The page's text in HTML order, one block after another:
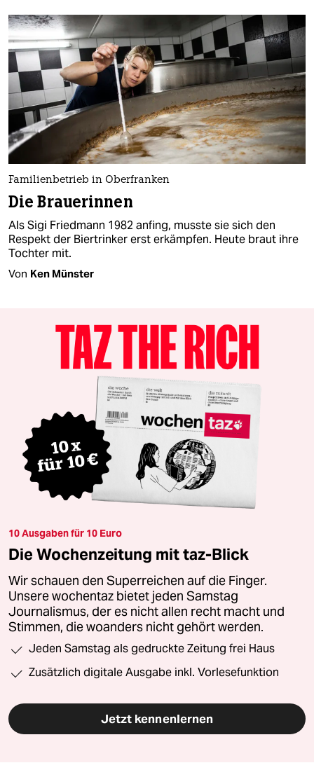
Familienbetrieb in Oberfranken
Die Brauerinnen
Als Sigi Friedmann 1982 anfing, musste sie sich den
Respekt der Biertrinker erst erkämpfen. Heute braut ihre
Tochter mit.
Von Ken Münster
10 Ausgaben für 10 Euro
Die Wochenzeitung mit taz-Blick
Wir schauen den Superreichen auf die Finger.
Unsere wochentaz bietet jeden Samstag
Journalismus, der es nicht allen recht macht und
Stimmen, die woanders nicht gehört werden.
Jeden Samstag als gedruckte Zeitung frei Haus
Zusätzlich digitale Ausgabe inkl. Vorlesefunktion
Jetzt kennenlernen